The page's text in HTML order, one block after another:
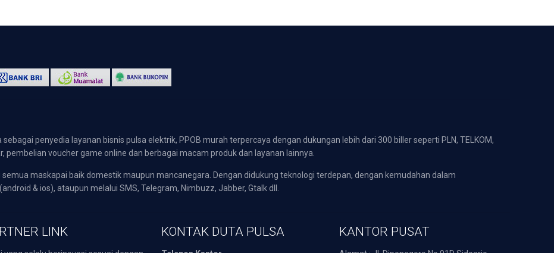
penyedia layanan bisnis pulsa elektrik, PPOB murah terpercaya dengan dukungan lebih dari 300 biller seperti PLN, TELKOM,
pembelian voucher game online dan berbagai macam produk dan layanan lainnya.
maskapai baik domestik maupun mancanegara. Dengan didukung teknologi terdepan, dengan kemudahan dalam
& ios), ataupun melalui SMS, Telegram, Nimbuzz, Jabber, Gtalk dll.
LINK KONTAK DUTA PULSA KANTOR PUSAT